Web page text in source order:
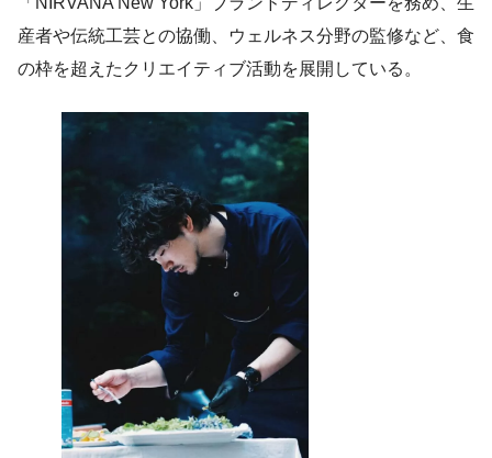
産者や伝統工芸との協働、ウェルネス分野の監修など、食
の枠を超えたクリエイティブ活動を展開している。